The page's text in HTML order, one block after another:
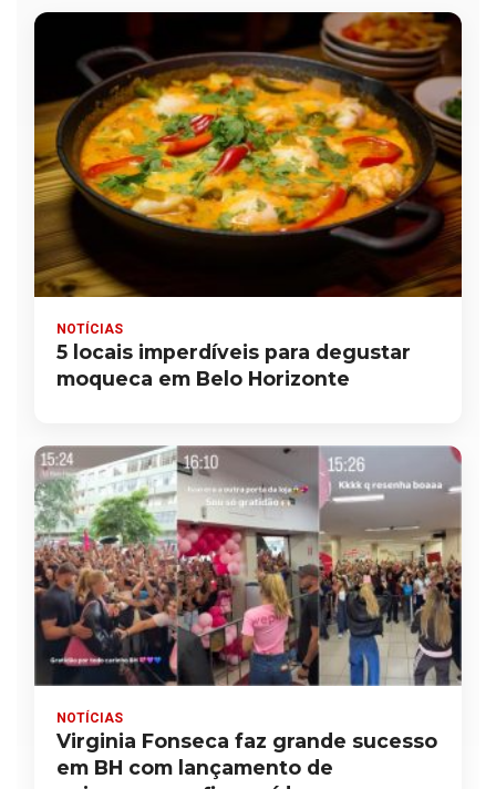
NOTÍCIAS
5 locais imperdíveis para degustar
moqueca em Belo Horizonte
NOTÍCIAS
Virginia Fonseca faz grande sucesso
em BH com lançamento de